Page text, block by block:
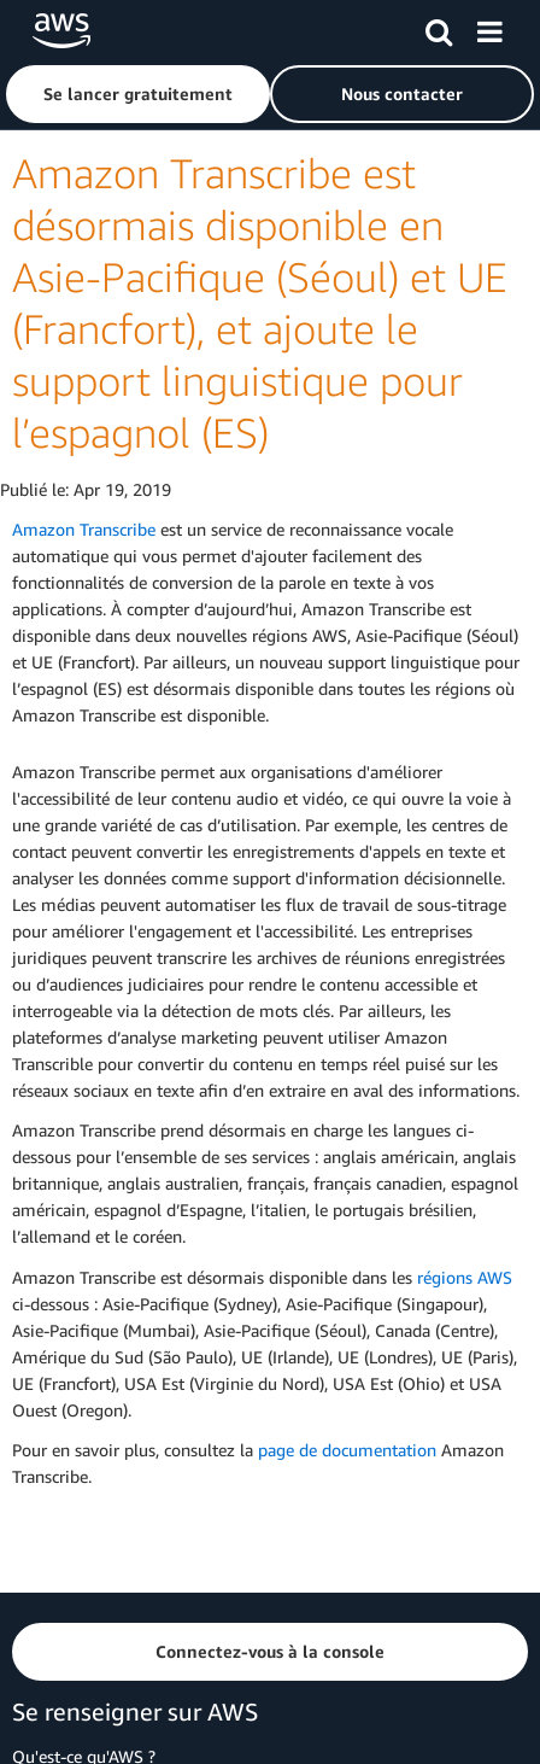
Passer au contenu principal
Cliquer ici pour revenir à la page d'accueil d'Amazon Web
Se lancer gratuitement Nous contacter
Amazon Transcribe est
désormais disponible en
Asie-Pacifique (Séoul) et UE
(Francfort), et ajoute le
support linguistique pour
l’espagnol (ES)
Publié le: Apr 19, 2019
Amazon Transcribe est un service de reconnaissance vocale
automatique qui vous permet d'ajouter facilement des
fonctionnalités de conversion de la parole en texte à vos
applications. À compter d’aujourd’hui, Amazon Transcribe est
disponible dans deux nouvelles régions AWS, Asie-Pacifique (Séoul)
et UE (Francfort). Par ailleurs, un nouveau support linguistique pour
l’espagnol (ES) est désormais disponible dans toutes les régions où
Amazon Transcribe est disponible.
Amazon Transcribe permet aux organisations d'améliorer
l'accessibilité de leur contenu audio et vidéo, ce qui ouvre la voie à
une grande variété de cas d’utilisation. Par exemple, les centres de
contact peuvent convertir les enregistrements d'appels en texte et
analyser les données comme support d'information décisionnelle.
Les médias peuvent automatiser les flux de travail de sous-titrage
pour améliorer l'engagement et l'accessibilité. Les entreprises
juridiques peuvent transcrire les archives de réunions enregistrées
ou d’audiences judiciaires pour rendre le contenu accessible et
interrogeable via la détection de mots clés. Par ailleurs, les
plateformes d’analyse marketing peuvent utiliser Amazon
Transcrible pour convertir du contenu en temps réel puisé sur les
réseaux sociaux en texte afin d’en extraire en aval des informations.
Amazon Transcribe prend désormais en charge les langues ci-
dessous pour l’ensemble de ses services : anglais américain, anglais
britannique, anglais australien, français, français canadien, espagnol
américain, espagnol d’Espagne, l’italien, le portugais brésilien,
l’allemand et le coréen.
Amazon Transcribe est désormais disponible dans les régions AWS
ci-dessous : Asie-Pacifique (Sydney), Asie-Pacifique (Singapour),
Asie-Pacifique (Mumbai), Asie-Pacifique (Séoul), Canada (Centre),
Amérique du Sud (São Paulo), UE (Irlande), UE (Londres), UE (Paris),
UE (Francfort), USA Est (Virginie du Nord), USA Est (Ohio) et USA
Ouest (Oregon).
Pour en savoir plus, consultez la page de documentation Amazon
Transcribe.
Connectez-vous à la console
Se renseigner sur AWS
Qu'est-ce qu'AWS ?